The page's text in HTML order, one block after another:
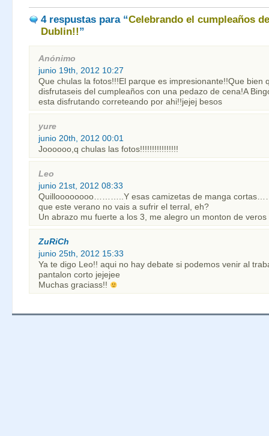
4 respustas para “Celebrando el cumpleaños
Dublin!!”
Anónimo
junio 19th, 2012 10:27
Que chulas la fotos!!!El parque es impresionante!!Que bien
disfrutaseis del cumpleaños con una pedazo de cena!A
esta disfrutando correteando por ahi!!jejej besos
yure
junio 20th, 2012 00:01
Joooooo,q chulas las fotos!!!!!!!!!!!!!!!!
Leo
junio 21st, 2012 08:33
Quilloooooooo………..Y esas camizetas de manga
que este verano no vais a sufrir el terral, eh?
Un abrazo mu fuerte a los 3, me alegro un monton de
ZuRiCh
junio 25th, 2012 15:33
Ya te digo Leo!! aqui no hay debate si podemos venir al
pantalon corto jejejee
Muchas graciass!!